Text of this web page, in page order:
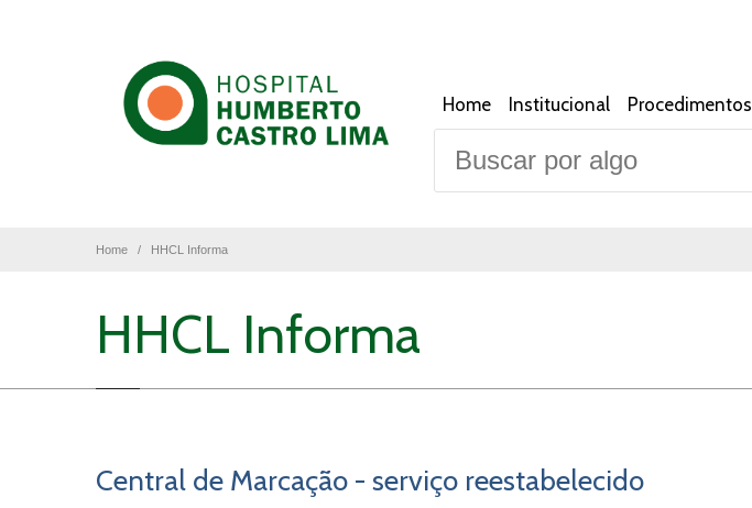
Home Institucional Procedimentos
Home HHCL Informa
HHCL Informa
Central de Marcação - serviço reestabelecido